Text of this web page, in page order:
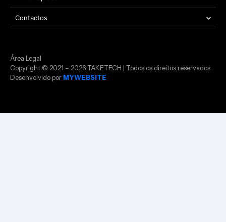
Contactos
Copyright © 2021 – 2026 TAKETECH | Todos os direitos reservados
Desenvolvido por MYWEBSITE
Área Legal